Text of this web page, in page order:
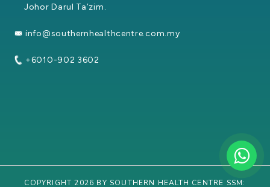
Johor Darul Ta’zim.
info@southernhealthcentre.com.my
+6010-902 3602
COPYRIGHT 2026 BY SOUTHERN HEALTH CENTRE SSM: